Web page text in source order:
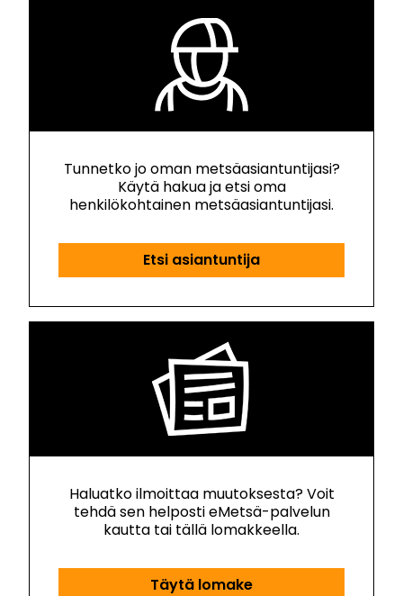
Tunnetko jo oman metsäasiantuntijasi?
Käytä hakua ja etsi oma
henkilökohtainen metsäasiantuntijasi.
Etsi asiantuntija
Haluatko ilmoittaa muutoksesta? Voit
tehdä sen helposti eMetsä-palvelun
kautta tai tällä lomakkeella.
Täytä lomake